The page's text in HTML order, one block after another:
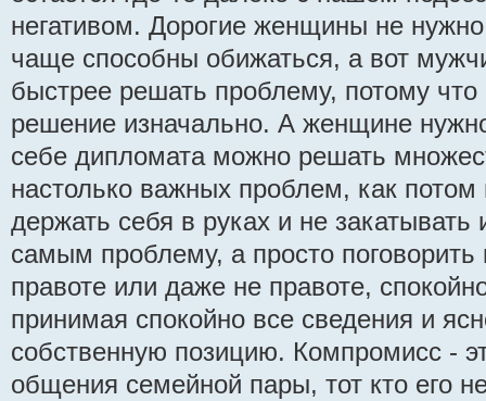
негативом. Дорогие женщины не
чаще способны обижаться, а вот
быстрее решать проблему, потому
решение изначально. А женщине
себе дипломата можно решать
настолько важных проблем, как
держать себя в руках и не закатывать
самым проблему, а просто поговорить
правоте или даже не правоте,
принимая спокойно все сведения и
собственную позицию. Компромисс -
общения семейной пары, тот кто его